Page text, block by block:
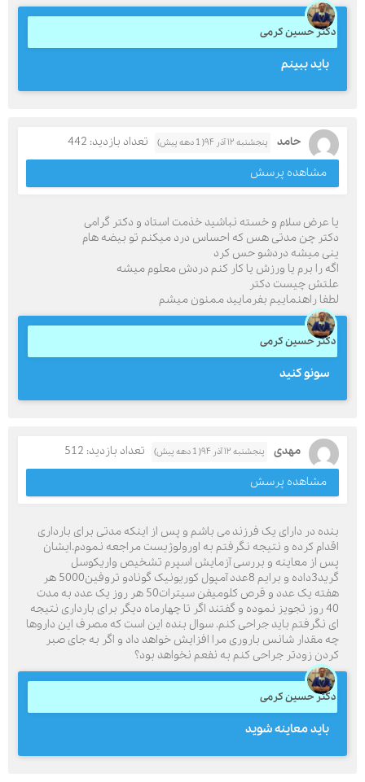
دکتر حسین کرمی
باید ببینم
حامد پنجشنبه ۱۲ آذر ۹۴( 1 دهه پیش)
تعداد بازدید: 442
مشاهده پرسش
یا عرض سلام و خسته نباشید خذمت استاد و دکتر گرامی
دکتر چن مدتی هس که احساس درد میکنم تو بیضه هام
ینی میشه دردشو حس کرد
اگه را برم یا ورزش یا کار کنم دردش معلوم میشه
علتش چیست دکتر
لطفا راهنماییم بفرمایید ممنون میشم
دکتر حسین کرمی
سونو کنید
مهدی پنجشنبه ۱۲ آذر ۹۴( 1 دهه پیش)
تعداد بازدید: 512
مشاهده پرسش
بنده در دارای یک فرزند می باشم و پس از اینکه مدتی برای بارداری
اقدام کرده و نتیجه نگرفتم به اورولوژیست مراجعه نمودم.ایشان
پس از معاینه و بررسی آزمایش اسپرم تشخیص واریکوسل
گرید3داده و برایم 8عدد آمپول کوریونیک گونادو تروفین5000 هر
هفته یک عدد و قرص کلومیفن سیترات50 هر روز یک عدد به مدت
40 روز تجویز نموده و گفتند اگر تا چهارماه دیگر برای بارداری نتیجه
ای نگرفتم باید جراحی کنم. سوال بنده این است که مصرف این داروها
چه مقدار شانس باروری مرا افزایش خواهد داد و اگر به جای صبر
کردن زودتر جراحی کنم به نفعم نخواهد بود؟
دکتر حسین کرمی
باید معاینه شوید